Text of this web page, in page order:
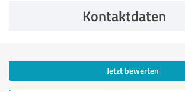
Kontaktdaten
Jetzt bewerten